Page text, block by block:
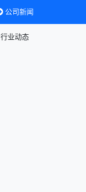
公司新闻
行业动态